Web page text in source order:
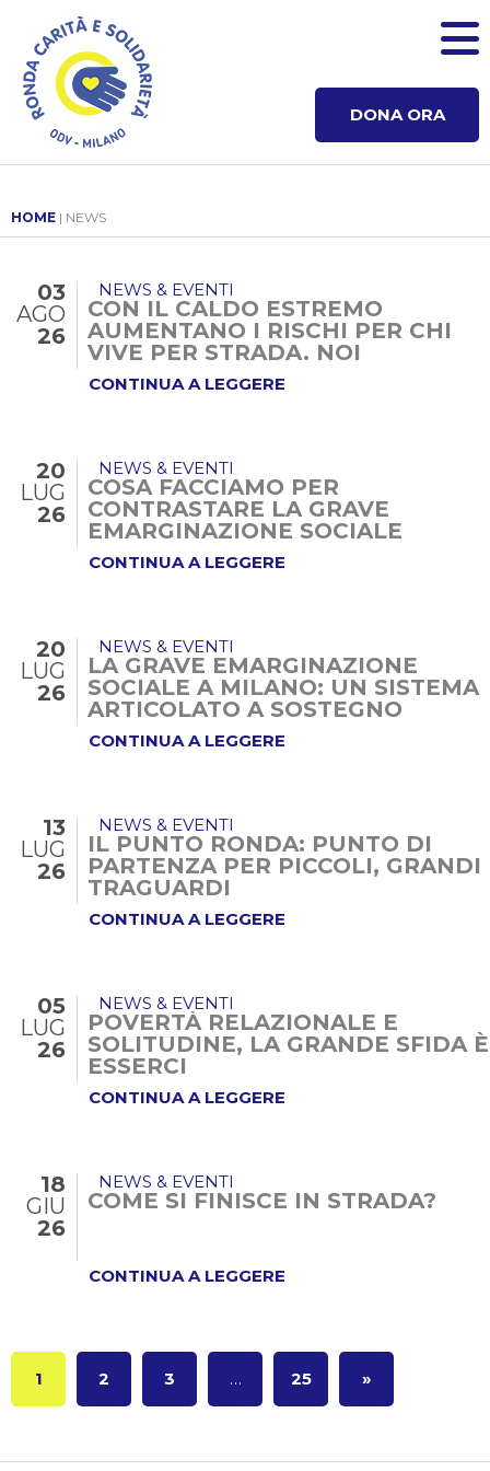
DONA ORA
HOME | NEWS
03
AGO
26
NEWS & EVENTI
CON IL CALDO ESTREMO
AUMENTANO I RISCHI PER CHI
VIVE PER STRADA. NOI
CONTINUIAMO A...
CONTINUA A LEGGERE
20
LUG
26
NEWS & EVENTI
COSA FACCIAMO PER
CONTRASTARE LA GRAVE
EMARGINAZIONE SOCIALE
CONTINUA A LEGGERE
20
LUG
26
NEWS & EVENTI
LA GRAVE EMARGINAZIONE
SOCIALE A MILANO: UN SISTEMA
ARTICOLATO A SOSTEGNO
DELLA...
CONTINUA A LEGGERE
13
LUG
26
NEWS & EVENTI
IL PUNTO RONDA: PUNTO DI
PARTENZA PER PICCOLI, GRANDI
TRAGUARDI
CONTINUA A LEGGERE
05
LUG
26
NEWS & EVENTI
POVERTÀ RELAZIONALE E
SOLITUDINE, LA GRANDE SFIDA È
ESSERCI
CONTINUA A LEGGERE
18
GIU
26
NEWS & EVENTI
COME SI FINISCE IN STRADA?
CONTINUA A LEGGERE
1 2 3 … 25 »